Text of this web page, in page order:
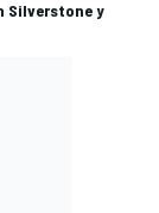
Silverstone y